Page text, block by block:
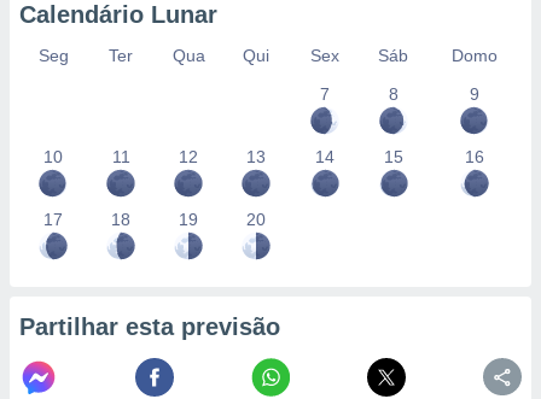
Calendário Lunar
Seg Ter Qua Qui Sex Sáb
Domo
7
8 9
10 11 12 13 14 15 16
17 18 19 20
Partilhar esta previsão